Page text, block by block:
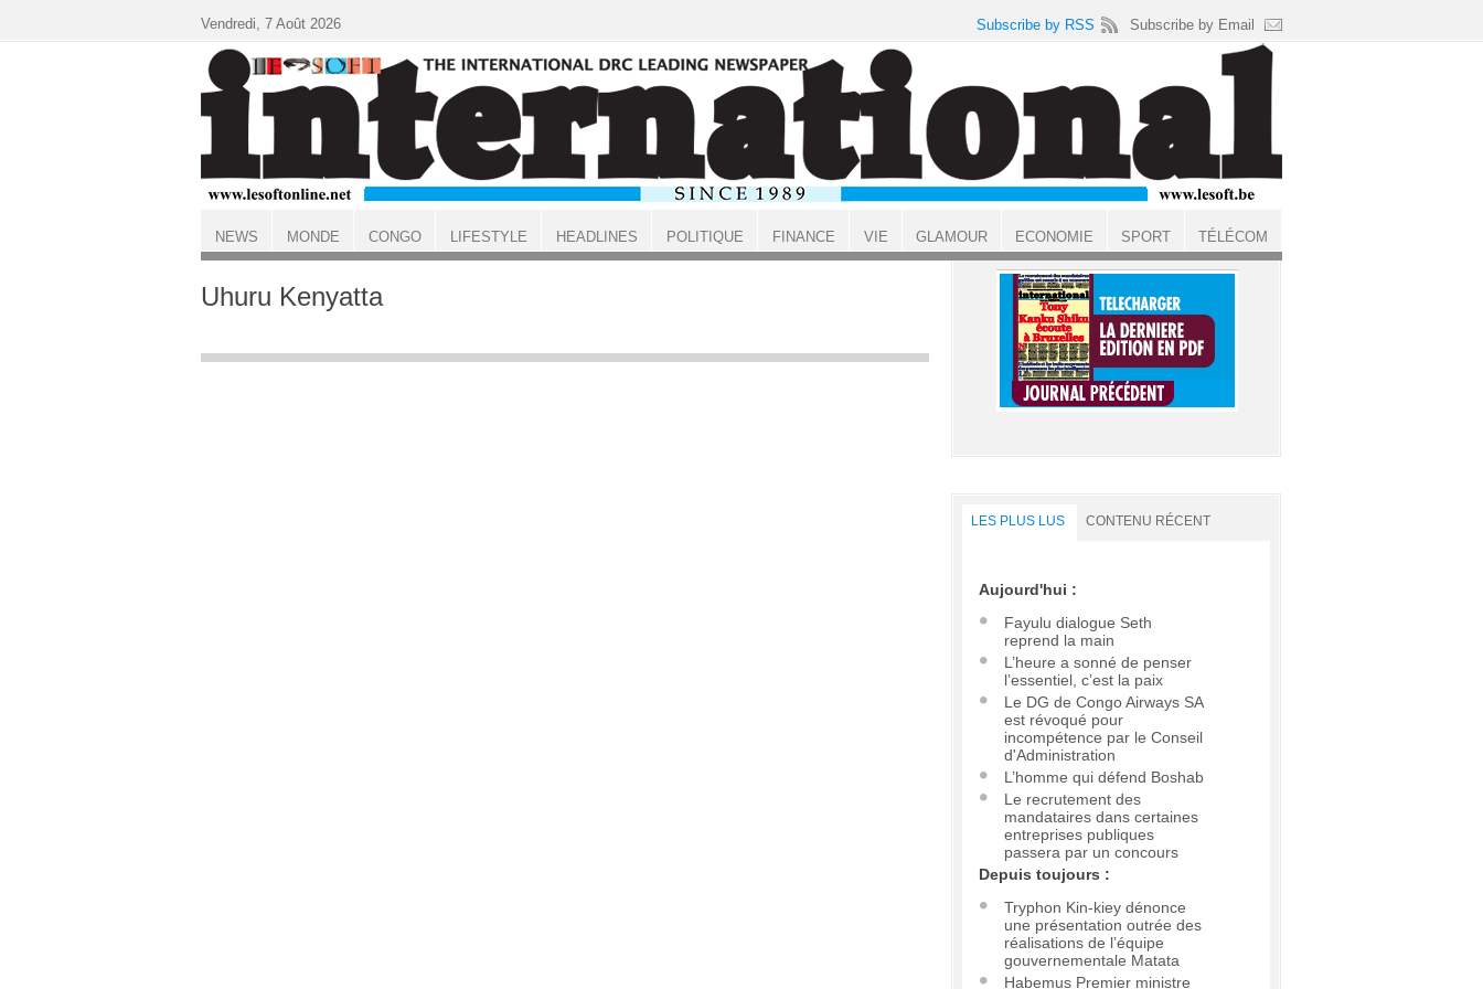
ACCUEIL
Uhuru Kenyatta
LES PLUS LUS CONTENU RÉCENT
Aujourd'hui :
Fayulu dialogue Seth
reprend la main
L’heure a sonné de penser
l’essentiel, c’est la paix
Le DG de Congo Airways SA
est révoqué pour
incompétence par le Conseil
d'Administration
L’homme qui défend Boshab
Le recrutement des
mandataires dans certaines
entreprises publiques
passera par un concours
Depuis toujours :
Tryphon Kin-kiey dénonce
une présentation outrée des
réalisations de l’équipe
gouvernementale Matata
Habemus Premier ministre
Vendredi, 7 Août 2026 Subscribe by RSS Subscribe by Email
NEWS MONDE CONGO LIFESTYLE HEADLINES POLITIQUE FINANCE VIE GLAMOUR ECONOMIE SPORT TÉLÉCOM